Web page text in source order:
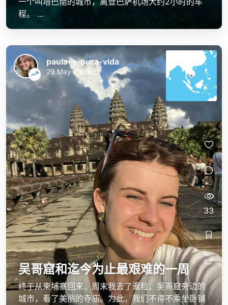
程。 ...
吴哥窟和迄今为止最艰难的一周
终于从柬埔寨回来，周末我去了暹粒，吴哥窟旁边的
城市，看了美丽的寺庙。为此，我们不得不乘坐卧铺
paula-y-pura-vida
29 May 2025
33